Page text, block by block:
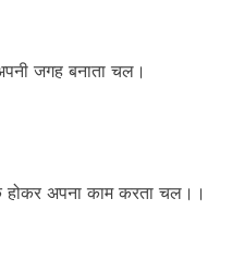
जगह बनाता चल।
होकर अपना काम करता चल।।